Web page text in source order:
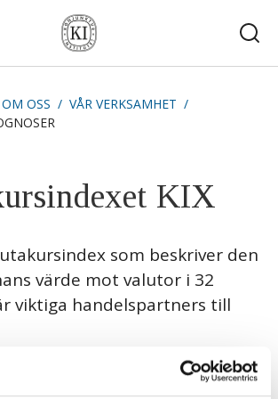
OM OSS
VÅR VERKSAMHET
KIX
som beskriver den
värde mot valutor i 32
viktiga handelspartners till
euro. Indexet är en viktad